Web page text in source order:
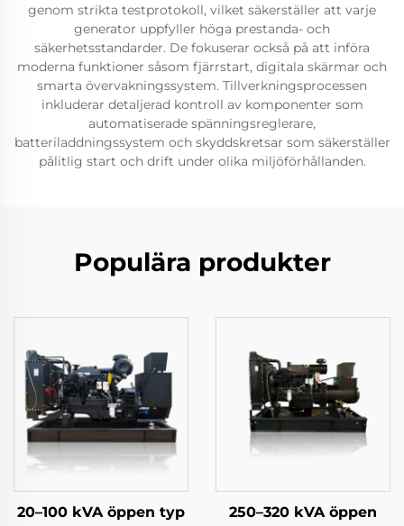
genom strikta testprotokoll, vilket säkerställer att varje
generator uppfyller höga prestanda- och
säkerhetsstandarder. De fokuserar också på att införa
moderna funktioner såsom fjärrstart, digitala skärmar och
smarta övervakningssystem. Tillverkningsprocessen
inkluderar detaljerad kontroll av komponenter som
automatiserade spänningsreglerare,
batteriladdningssystem och skyddskretsar som säkerställer
pålitlig start och drift under olika miljöförhållanden.
Populära produkter
20–100 kVA öppen typ
250–320 kVA öppen